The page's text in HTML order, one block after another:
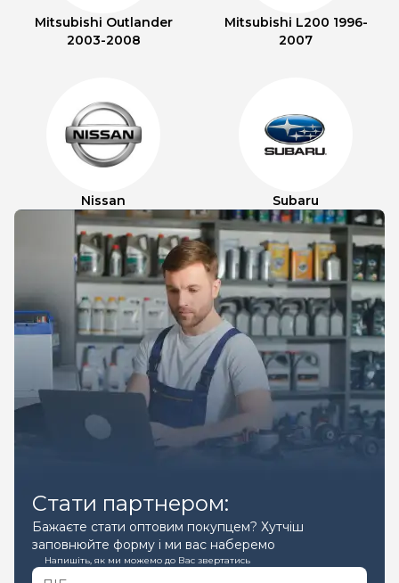
Mitsubishi Outlander
2003-2008
Mitsubishi L200 1996-
2007
Nissan Subaru
Стати партнером:
Бажаєте стати оптовим покупцем? Хутчіш
заповнюйте форму і ми вас наберемо
Напишіть, як ми можемо до Вас звертатись